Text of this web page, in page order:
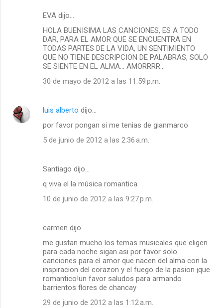
EVA dijo…
HOLA BUENISIMA LAS CANCIONES, ES A TODO
DAR, PARA EL AMOR QUE SE ENCUENTRA EN
TODAS PARTES DE LA VIDA, UN SENTIMIENTO
QUE NO TIENE DESCRIPCION DE PALABRAS, SOLO
SE SIENTE EN EL ALMA... AMORRRR...
30 de mayo de 2012 a las 11:59 p.m.
luis alberto dijo…
por favor pongan si me tenias de gianmarco
5 de junio de 2012 a las 2:36 a.m.
Santiago dijo…
q viva el la música romantica
10 de junio de 2012 a las 9:27 p.m.
carmen dijo…
me gustan mucho los temas musicales que eligen
para cada noche sigan asi por favor solo
canciones para el amor que nacen del alma con la
inspiracion del corazon y el fuego de la pasion ¡que
romantico!un favor saludos para armando
barrientos flores de chancay
29 de junio de 2012 a las 1:12 a.m.